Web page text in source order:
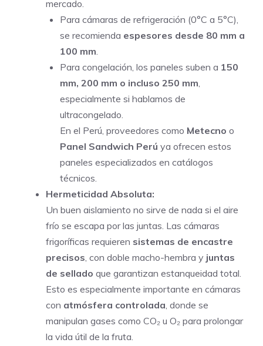
mercado.
Para cámaras de refrigeración (0°C a 5°C),
se recomienda espesores desde 80 mm a
100 mm.
Para congelación, los paneles suben a 150
mm, 200 mm o incluso 250 mm,
especialmente si hablamos de
ultracongelado.
En el Perú, proveedores como Metecno o
Panel Sandwich Perú ya ofrecen estos
paneles especializados en catálogos
técnicos.
Hermeticidad Absoluta:
Un buen aislamiento no sirve de nada si el aire
frío se escapa por las juntas. Las cámaras
frigoríficas requieren sistemas de encastre
precisos, con doble macho-hembra y juntas
de sellado que garantizan estanqueidad total.
Esto es especialmente importante en cámaras
con atmósfera controlada, donde se
manipulan gases como CO₂ u O₂ para prolongar
la vida útil de la fruta.